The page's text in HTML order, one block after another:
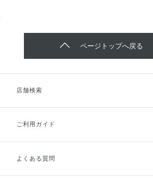
ページトップへ戻る
店舗検索
ご利用ガイド
ご利用ガイドトップ
よくある質問